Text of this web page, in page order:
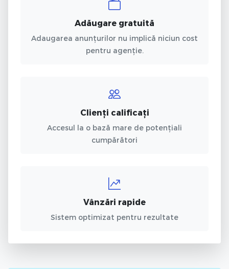
Adăugare gratuită
Adaugarea anunțurilor nu implică niciun cost
pentru agenție.
Clienți calificați
Accesul la o bază mare de potențiali
cumpărători
Vânzări rapide
Sistem optimizat pentru rezultate